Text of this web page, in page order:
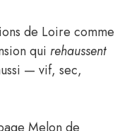
de Loire comme
qui rehaussent
— vif, sec,
Melon de